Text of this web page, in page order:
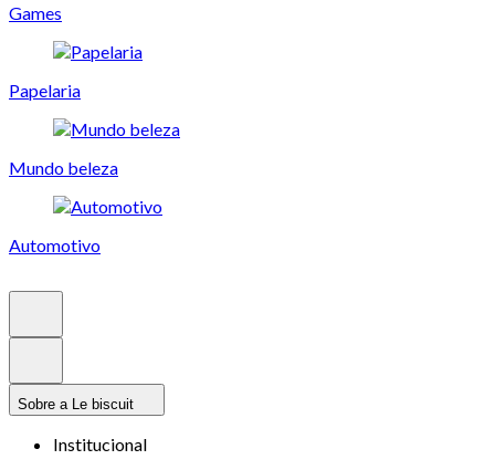
Games
Papelaria
Mundo beleza
Automotivo
Sobre a Le biscuit
Institucional